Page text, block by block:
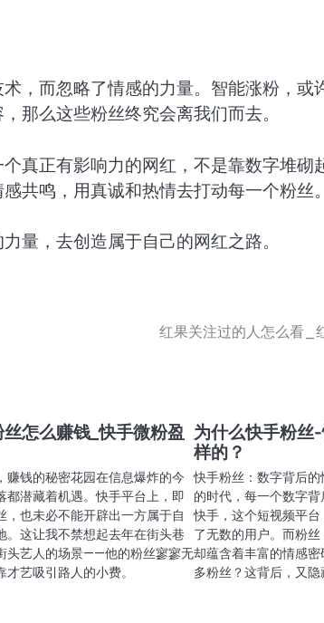
，而忽略了情感的力量。智能涨粉，或
那么这些粉丝终究会离我们而去。
真正有影响力的网红，不是靠数字堆砌
共鸣，用真诚和热情去打动每一个粉丝。
量，去创造属于自己的网红之路。
红果关注过的人怎么看_
怎么赚钱_快手微粉盈
赚钱的秘密花园在信息爆炸的今
都潜藏着机遇。快手平台上，即
，也未必不能开辟出一方属于自
。这让我不禁想起去年在街头巷
头艺人的场景——他的粉丝寥寥无
艺吸引路人的小费。
为什么快手粉丝
样的？
快手粉丝：数字背后
的时代，每一个数字背
快手，这个短视频平
了无数的用户。而粉
却蕴含着丰富的情感
多粉丝？这背后，又隐